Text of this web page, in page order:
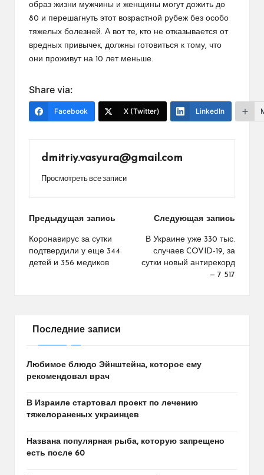
образ жизни мужчины и женщины могут дожить до
80 и перешагнуть этот возрастной рубеж без особо
тяжелых болезней. А вот те, кто не отказывается от
вредных привычек, должны готовиться к тому, что
они проживут на 10 лет меньше.
Share via:
Facebook X (Twitter) LinkedIn
dmitriy.vasyura@gmail.com
Просмотреть все записи
Навигация
по
записям
Предыдущая запись
Коронавирус за сутки
подтвердили у еще 344
детей и 356 медиков
Следующая запись
В Украине уже 330 тыс.
случаев COVID-19, за
сутки новый антирекорд
— 7 517
Последние записи
Любимое блюдо Эйнштейна, которое ему
рекомендовал врач
В Израиле стартовал проект по лечению
тяжелораненых украинцев
Названа популярная рыба, которую запрещено
есть после 60